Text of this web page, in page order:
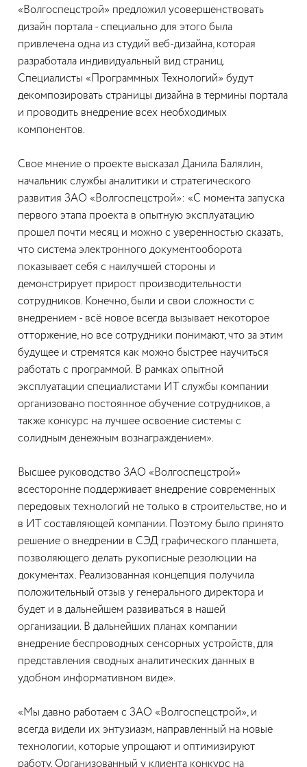
«Волгоспецстрой» предложил усовершенствовать
дизайн портала - специально для этого была
привлечена одна из студий веб-дизайна, которая
разработала индивидуальный вид страниц.
Специалисты «Программных Технологий» будут
декомпозировать страницы дизайна в термины портала
и проводить внедрение всех необходимых
компонентов.
Свое мнение о проекте высказал Данила Балялин,
начальник службы аналитики и стратегического
развития ЗАО «Волгоспецстрой»: «С момента запуска
первого этапа проекта в опытную эксплуатацию
прошел почти месяц и можно с уверенностью сказать,
что система электронного документооборота
показывает себя с наилучшей стороны и
демонстрирует прирост производительности
сотрудников. Конечно, были и свои сложности с
внедрением - всё новое всегда вызывает некоторое
отторжение, но все сотрудники понимают, что за этим
будущее и стремятся как можно быстрее научиться
работать с программой. В рамках опытной
эксплуатации специалистами ИТ службы компании
организовано постоянное обучение сотрудников, а
также конкурс на лучшее освоение системы с
солидным денежным вознаграждением».
Высшее руководство ЗАО «Волгоспецстрой»
всесторонне поддерживает внедрение современных
передовых технологий не только в строительстве, но и
в ИТ составляющей компании. Поэтому было принято
решение о внедрении в СЭД графического планшета,
позволяющего делать рукописные резолюции на
документах. Реализованная концепция получила
положительный отзыв у генерального директора и
будет и в дальнейшем развиваться в нашей
организации. В дальнейших планах компании
внедрение беспроводных сенсорных устройств, для
представления сводных аналитических данных в
удобном информативном виде».
«Мы давно работаем с ЗАО «Волгоспецстрой», и
всегда видели их энтузиазм, направленный на новые
технологии, которые упрощают и оптимизируют
работу. Организованный у клиента конкурс на